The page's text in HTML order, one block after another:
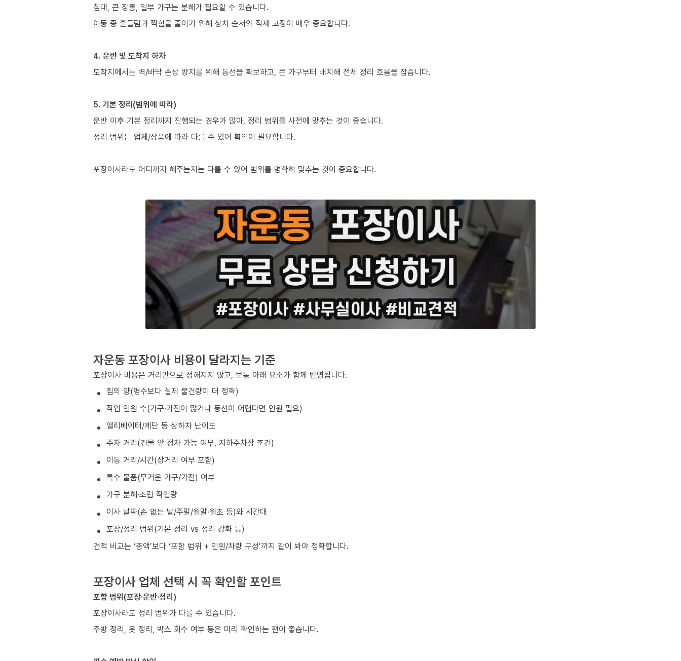
침대, 큰 장롱, 일부 가구는 분해가 필요할 수 있습니다.
이동 중 흔들림과 찍힘을 줄이기 위해 상차 순서와 적재 고정이 매우 중요합니다.
4. 운반 및 도착지 하차
도착지에서는 벽/바닥 손상 방지를 위해 동선을 확보하고, 큰 가구부터 배치해 전체 정리 흐름을 잡습니다.
5. 기본 정리(범위에 따라)
운반 이후 기본 정리까지 진행되는 경우가 많아, 정리 범위를 사전에 맞추는 것이 좋습니다.
정리 범위는 업체/상품에 따라 다를 수 있어 확인이 필요합니다.
포장이사라도 어디까지 해주는지는 다를 수 있어 범위를 명확히 맞추는 것이 중요합니다.
자운동 포장이사 비용이 달라지는 기준
포장이사 비용은 거리만으로 정해지지 않고, 보통 아래 요소가 함께 반영됩니다.
짐의 양(평수보다 실제 물건량이 더 정확)
작업 인원 수(가구·가전이 많거나 동선이 어렵다면 인원 필요)
엘리베이터/계단 등 상하차 난이도
주차 거리(건물 앞 정차 가능 여부, 지하주차장 조건)
이동 거리/시간(장거리 여부 포함)
특수 물품(무거운 가구/가전) 여부
가구 분해·조립 작업량
이사 날짜(손 없는 날/주말/월말·월초 등)와 시간대
포장/정리 범위(기본 정리 vs 정리 강화 등)
견적 비교는 ‘총액’보다 ‘포함 범위 + 인원/차량 구성’까지 같이 봐야 정확합니다.
포장이사 업체 선택 시 꼭 확인할 포인트
포함 범위(포장·운반·정리)
포장이사라도 정리 범위가 다를 수 있습니다.
주방 정리, 옷 정리, 박스 회수 여부 등은 미리 확인하는 편이 좋습니다.